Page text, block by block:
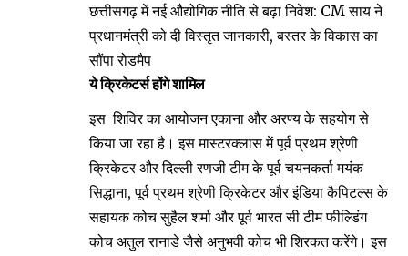
छत्तीसगढ़ में नई औद्योगिक नीति से बढ़ा निवेश: CM साय ने
प्रधानमंत्री को दी विस्तृत जानकारी, बस्तर के विकास का
सौंपा रोडमैप
ये क्रिकेटर्स होंगे शामिल
इस शिविर का आयोजन एकाना और अरण्य के सहयोग से
किया जा रहा है। इस मास्टरक्लास में पूर्व प्रथम श्रेणी
क्रिकेटर और दिल्ली रणजी टीम के पूर्व चयनकर्ता मयंक
सिद्धाना, पूर्व प्रथम श्रेणी क्रिकेटर और इंडिया कैपिटल्स के
सहायक कोच सुहैल शर्मा और पूर्व भारत सी टीम फील्डिंग
कोच अतुल रानाडे जैसे अनुभवी कोच भी शिरकत करेंगे। इस